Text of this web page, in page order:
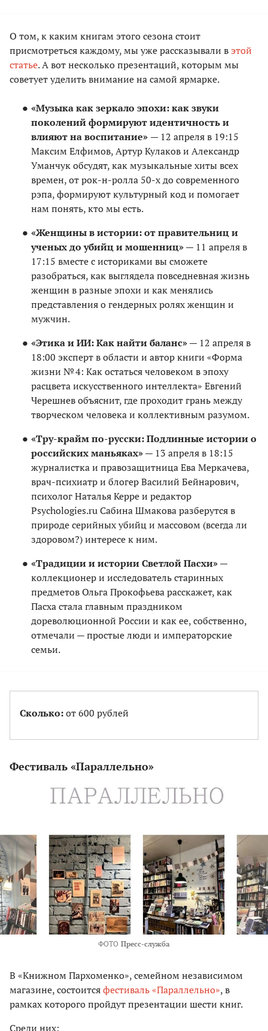
О том, к каким книгам этого сезона стоит
присмотреться каждому, мы уже рассказывали вэтой
статье. А вот несколько презентаций, которым мы
советует уделить внимание на самой ярмарке.
«Музыка как зеркало эпохи: как звуки
поколений формируют идентичность и
влияют на воспитание» — 12 апреля в 19:15
Максим Елфимов, Артур Кулаков и Александр
Уманчук обсудят, как музыкальные хиты всех
времен, от рок-н-ролла 50-х до современного
рэпа, формируют культурный код и помогает
нам понять, кто мы есть.
«Женщины в истории: от правительниц и
ученых до убийц и мошенниц»— 11 апреля в
17:15 вместе с историками вы сможете
разобраться, как выглядела повседневная жизнь
женщин в разные эпохи и как менялись
представления о гендерных ролях женщин и
мужчин.
«Этика и ИИ: Как найти баланс»— 12 апреля в
18:00 эксперт в области и автор книги «Форма
жизни № 4: Как остаться человеком в эпоху
расцвета искусственного интеллекта» Евгений
Черешнев объяснит, где проходит грань между
творческом человека и коллективным разумом.
«Тру-крайм по-русски: Подлинные истории о
российских маньяках»— 13 апреля в 18:15
журналистка и правозащитница Ева Меркачева,
врач-психиатр и блогер Василий Бейнарович,
психолог Наталья Керре и редактор
Psychologies.ru Сабина Шмакова разберутся в
природе серийных убийц и массовом (всегда ли
здоровом?) интересе к ним.
«Традиции и истории Светлой Пасхи»—
коллекционер и исследователь старинных
предметов Ольга Прокофьева расскажет, как
Пасха стала главным праздником
дореволюционной России и как ее, собственно,
отмечали — простые люди и императорские
семьи.
Сколько:от 600 рублей
Фестиваль «Параллельно»
ФОТО Пресс-служба
В «Книжном Пархоменко», семейном независимом
магазине, состоитсяфестиваль «Параллельно», в
рамках которого пройдут презентации шести книг.
Среди них: